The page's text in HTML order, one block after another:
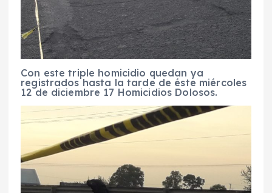
Con este triple homicidio quedan ya
registrados hasta la tarde de éste miércoles
12 de diciembre 17 Homicidios Dolosos.